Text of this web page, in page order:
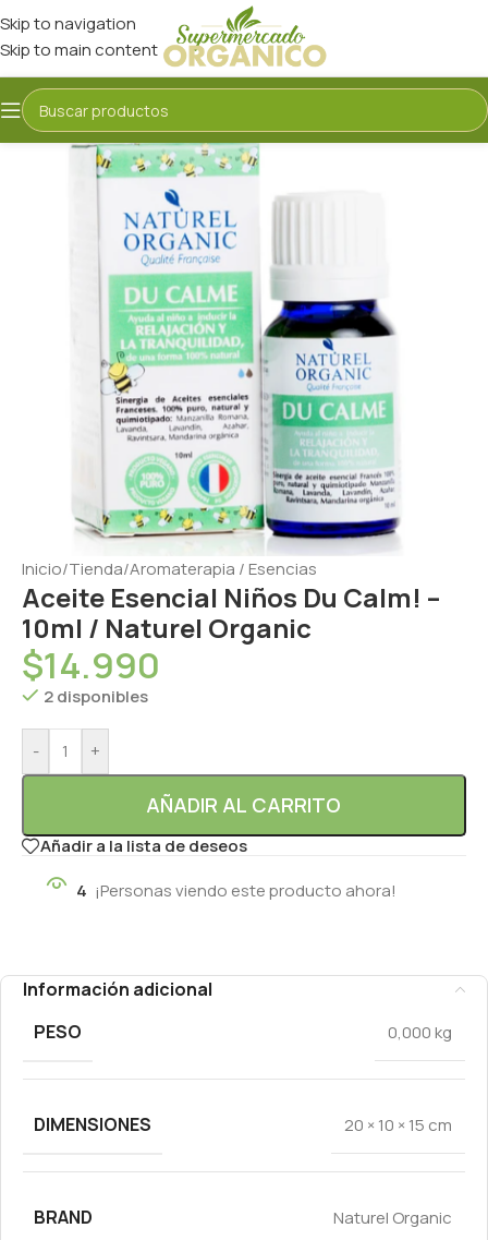
Skip to navigation
Skip to main content
Inicio/Tienda/Aromaterapia / Esencias
Aceite Esencial Niños Du Calm! –
10ml / Naturel Organic
$14.990
2 disponibles
- +
AÑADIR AL CARRITO
Añadir a la lista de deseos
4 ¡Personas viendo este producto ahora!
Información adicional
PESO
0,000 kg
DIMENSIONES 20 × 10 × 15 cm
BRAND Naturel Organic